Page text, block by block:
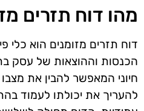
מהו דוח תזרים
דוח תזרים מזומנים הוא כלי
הכנסות וההוצאות של עסק
חיוני המאפשר להבין את
להעריך את יכולתו לעמוד